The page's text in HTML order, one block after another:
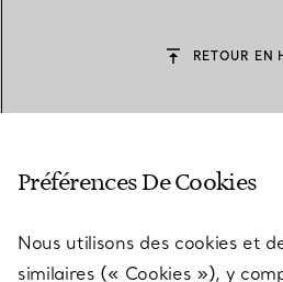
RETOUR EN
Cadeaux
Préférences De Cookies
Nous utilisons des cookies et
similaires (« Cookies »), y